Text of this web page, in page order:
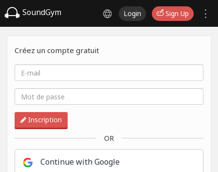
SoundGym Login Sign Up
Créez un compte gratuit
Inscription
OR
Continue with Google